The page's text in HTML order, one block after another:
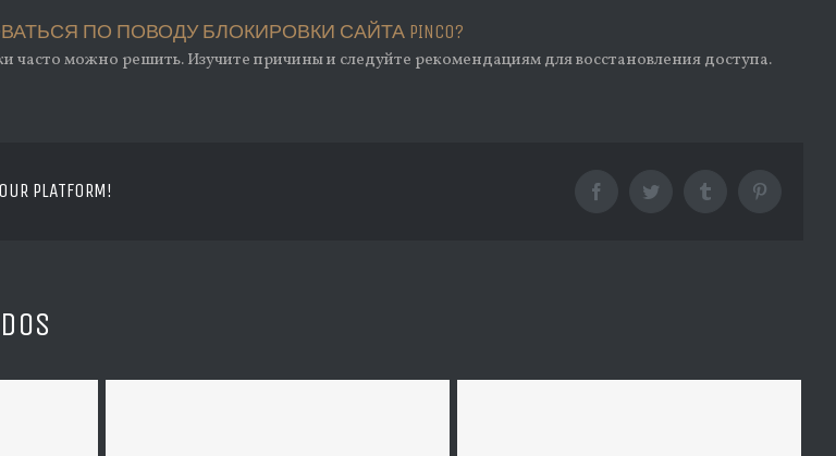
ПО ПОВОДУ БЛОКИРОВКИ САЙТА PINCO?
часто можно решить. Изучите причины и следуйте рекомендациям для восстановления доступа.
PLATFORM! Facebook Twitter Tumblr